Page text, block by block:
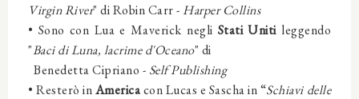
Virgin River" di Robin Carr - Harper Collins
• Sono con Lua e Maverick negli Stati Unitileggendo
"Baci di Luna, lacrime d'Oceano" di
Benedetta Cipriano - Self Publishing
•Resterò inAmericacon Lucas e Sascha in “Schiavi delle